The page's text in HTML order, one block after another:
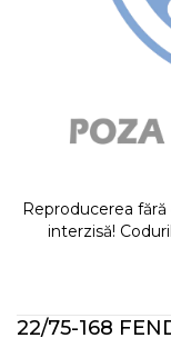
Reproducerea
interzisă!
22/75-168